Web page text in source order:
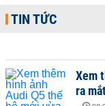
TIN TỨC
Xem
ra